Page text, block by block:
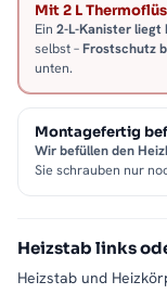
Mit 2 L
Ein 2-L-Kanister liegt
selbst –Frostschutz
unten.
Montagefertig
Wir befüllen den
Sie schrauben nur
Heizstab links
Heizstab und